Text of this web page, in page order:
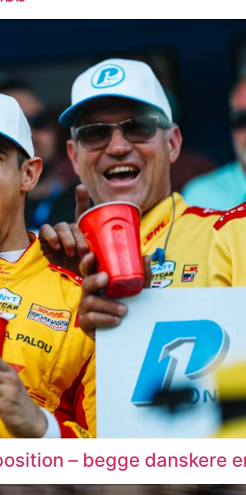
– begge danskere